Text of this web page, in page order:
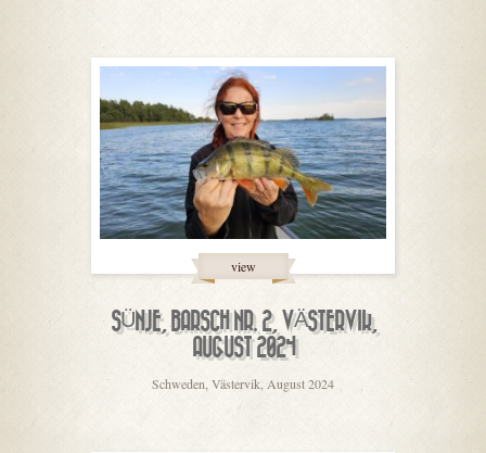
view
SÜNJE, BARSCH NR. 2, VÄSTERVIK,
AUGUST 2024
Schweden, Västervik, August 2024